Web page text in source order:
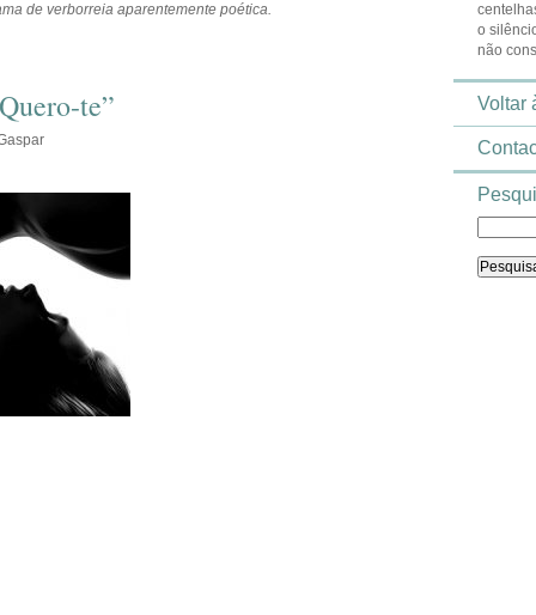
de verborreia aparentemente poética.
te”
o
não
Voltar